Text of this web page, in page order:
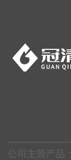
公司主营产品：